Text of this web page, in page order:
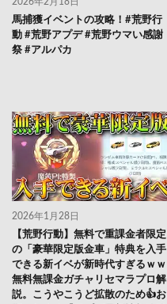
馬捕獲イベントの攻略！#荒野行
動 #荒野アプデ #荒野ウマい感謝
祭 #アルパカ
2026年1月28日
【荒野行動】無料で重課金者限定
の「豪華限定版金車」特典を入手
できる新イベが新時代すぎるｗｗ
無料無課金ガチャリセマラプロ解
説。こうやこうど拡散のため👍お